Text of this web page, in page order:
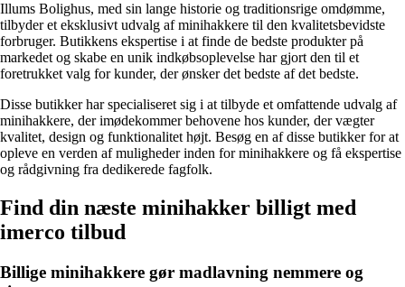
Illums Bolighus, med sin lange historie og traditionsrige omdømme,
tilbyder et eksklusivt udvalg af minihakkere til den kvalitetsbevidste
forbruger. Butikkens ekspertise i at finde de bedste produkter på
markedet og skabe en unik indkøbsoplevelse har gjort den til et
foretrukket valg for kunder, der ønsker det bedste af det bedste.
Disse butikker har specialiseret sig i at tilbyde et omfattende udvalg af
minihakkere, der imødekommer behovene hos kunder, der vægter
kvalitet, design og funktionalitet højt. Besøg en af disse butikker for at
opleve en verden af muligheder inden for minihakkere og få ekspertise
og rådgivning fra dedikerede fagfolk.
Find din næste minihakker billigt med
imerco tilbud
Billige minihakkere gør madlavning nemmere og